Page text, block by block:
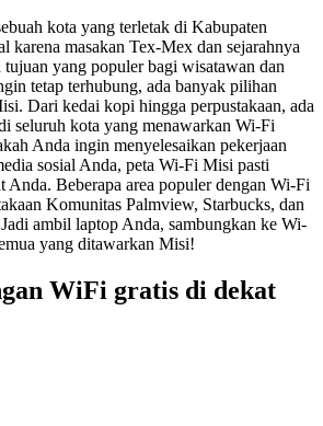
kota yang terletak di Kabupaten
karena masakan Tex-Mex dan sejarahnya
yang populer bagi wisatawan dan
tetap terhubung, ada banyak pilihan
Dari kedai kopi hingga perpustakaan, ada
seluruh kota yang menawarkan Wi-Fi
Anda ingin menyelesaikan pekerjaan
sosial Anda, peta Wi-Fi Misi pasti
Beberapa area populer dengan Wi-Fi
Komunitas Palmview, Starbucks, dan
ambil laptop Anda, sambungkan ke Wi-
yang ditawarkan Misi!
WiFi gratis di dekat